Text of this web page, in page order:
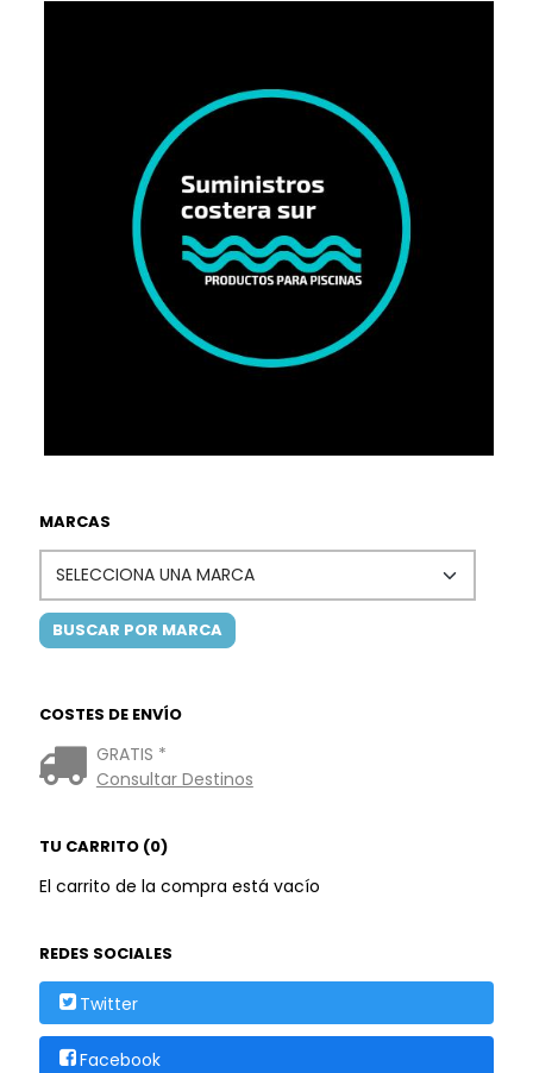
MARCAS
COSTES DE ENVÍO
GRATIS *
Consultar Destinos
TU CARRITO (0)
El carrito de la compra está vacío
REDES SOCIALES
Twitter
Facebook